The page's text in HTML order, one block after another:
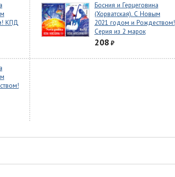
КПД
Босния и Герцеговина
(Хорватская). С Новым
2021 годом и Рождеством!
Серия из 2 марок
208 ₽